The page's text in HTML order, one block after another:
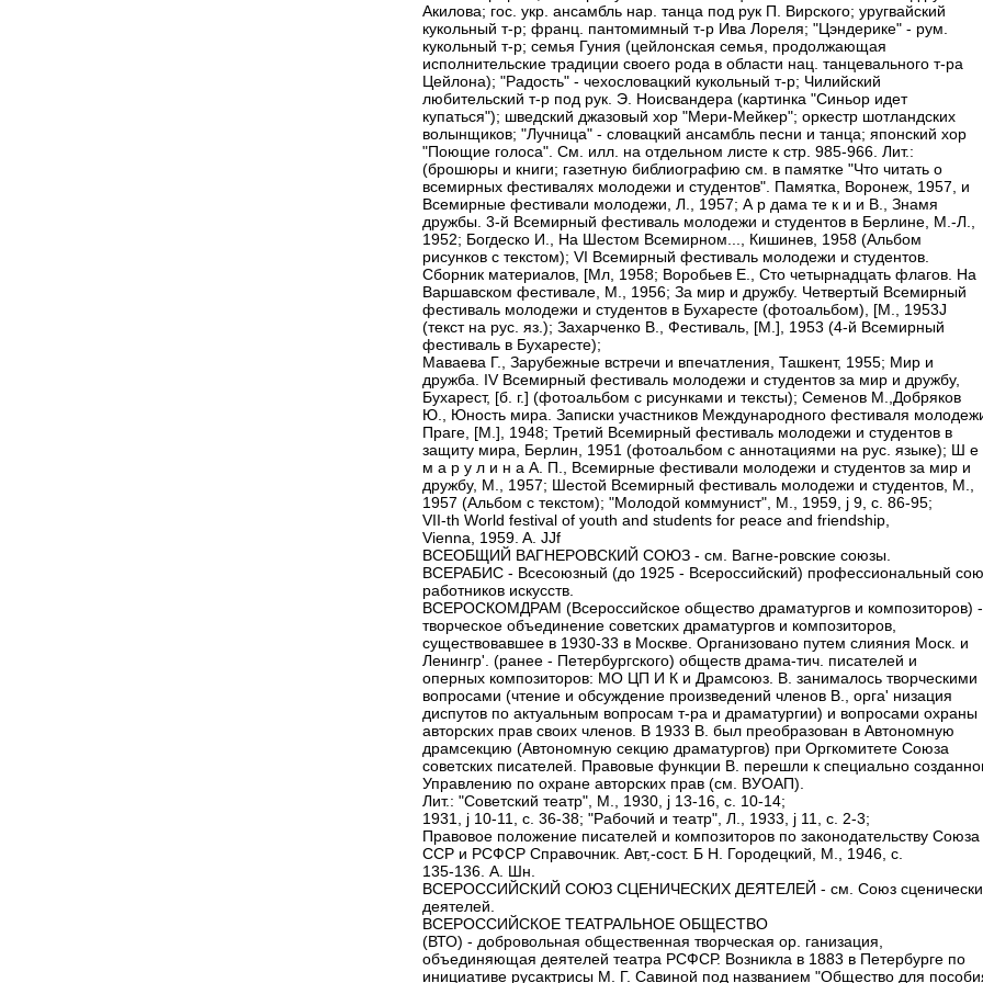
Акилова; гос. укр. ансамбль нар. танца под рук П. Вирского; уругвайский
кукольный т-р; франц. пантомимный т-р Ива Лореля; "Цэндерике" - рум.
кукольный т-р; семья Гуния (цейлонская семья, продолжающая
исполнительские традиции своего рода в области нац. танцевального т-ра
Цейлона); "Радость" - чехословацкий кукольный т-р; Чилийский
любительский т-р под рук. Э. Ноисвандера (картинка "Синьор идет
купаться"); шведский джазовый хор "Мери-Мейкер"; оркестр шотландских
волынщиков; "Лучница" - словацкий ансамбль песни и танца; японский хор
"Поющие голоса". См. илл. на отдельном листе к стр. 985-966. Лит.:
(брошюры и книги; газетную библиографию см. в памятке "Что читать о
всемирных фестивалях молодежи и студентов". Памятка, Воронеж, 1957, и
Всемирные фестивали молодежи, Л., 1957; А р дама те к и и В., Знамя
дружбы. 3-й Всемирный фестиваль молодежи и студентов в Берлине, М.-Л.,
1952; Богдеско И., На Шестом Всемирном..., Кишинев, 1958 (Альбом
рисунков с текстом); VI Всемирный фестиваль молодежи и студентов.
Сборник материалов, [Мл, 1958; Воробьев Е., Сто четырнадцать флагов. На
Варшавском фестивале, М., 1956; За мир и дружбу. Четвертый Всемирный
фестиваль молодежи и студентов в Бухаресте (фотоальбом), [М., 1953J
(текст на рус. яз.); Захарченко В., Фестиваль, [М.], 1953 (4-й Всемирный
фестиваль в Бухаресте);
Маваева Г., Зарубежные встречи и впечатления, Ташкент, 1955; Мир и
дружба. IV Всемирный фестиваль молодежи и студентов за мир и дружбу,
Бухарест, [б. г.] (фотоальбом с рисунками и тексты); Семенов М.,Добряков
Ю., Юность мира. Записки участников Международного фестиваля
Праге, [М.], 1948; Третий Всемирный фестиваль молодежи и студентов в
защиту мира, Берлин, 1951 (фотоальбом с аннотациями на рус. языке); Ш е
м а р у л и н а А. П., Всемирные фестивали молодежи и студентов за мир и
дружбу, М., 1957; Шестой Всемирный фестиваль молодежи и студентов, М.,
1957 (Альбом с текстом); "Молодой коммунист", М., 1959, ј 9, с. 86-95;
VII-th World festival of youth and students for peace and friendship,
Vienna, 1959. A. JJf
ВСЕОБЩИЙ ВАГНЕРОВСКИЙ СОЮЗ - см. Вагне-ровские союзы.
ВСЕРАБИС - Всесоюзный (до 1925 - Всероссийский) профессиональный
работников искусств.
ВСЕРОСКОМДРАМ (Всероссийское общество драматургов и композиторов) -
творческое объединение советских драматургов и композиторов,
существовавшее в 1930-33 в Москве. Организовано путем слияния Моск. и
Ленингр'. (ранее - Петербургского) обществ драма-тич. писателей и
оперных композиторов: МО ЦП И К и Драмсоюз. В. занималось творческими
вопросами (чтение и обсуждение произведений членов В., орга' низация
диспутов по актуальным вопросам т-ра и драматургии) и вопросами охраны
авторских прав своих членов. В 1933 В. был преобразован в Автономную
драмсекцию (Автономную секцию драматургов) при Оргкомитете Союза
советских писателей. Правовые функции В. перешли к специально
Управлению по охране авторских прав (см. ВУОАП).
Лит.: "Советский театр", М., 1930, ј 13-16, с. 10-14;
1931, ј 10-11, с. 36-38; "Рабочий и театр", Л., 1933, ј 11, с. 2-3;
Правовое положение писателей и композиторов по законодательству Союза
ССР и РСФСР Справочник. Авт,-сост. Б Н. Городецкий, М., 1946, с.
135-136. А. Шн.
ВСЕРОССИЙСКИЙ СОЮЗ СЦЕНИЧЕСКИХ ДЕЯТЕЛЕЙ - см. Союз
деятелей.
ВСЕРОССИЙСКОЕ ТЕАТРАЛЬНОЕ ОБЩЕСТВО
(ВТО) - добровольная общественная творческая ор. ганизация,
объединяющая деятелей театра РСФСР. Возникла в 1883 в Петербурге по
инициативе русактрисы М. Г. Савиной под названием "Общество для